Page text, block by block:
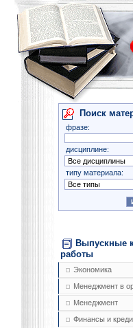
Поиск
фразе:
дисциплине:
типу материала:
Выпускные
работы
Экономика
Менеджмент в
Менеджмент
Финансы и